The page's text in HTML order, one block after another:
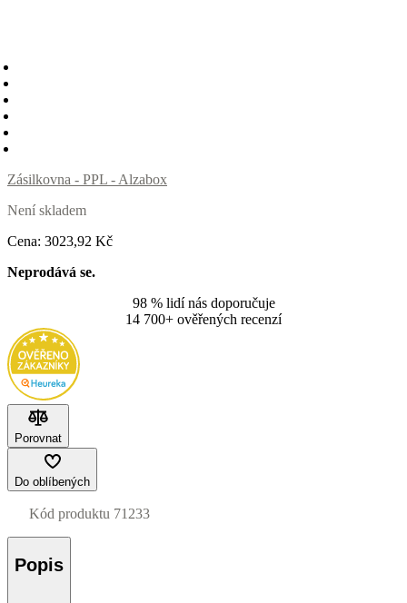
Zásilkovna - PPL - Alzabox
Není skladem
Cena: 3023,92 Kč
Neprodává se.
98 % lidí nás doporučuje
14 700+ ověřených recenzí
Porovnat
Do oblíbených
Kód produktu 71233
Popis